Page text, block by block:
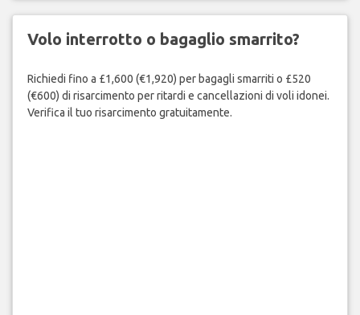
Volo interrotto o bagaglio smarrito?
Richiedi fino a £1,600 (€1,920) per bagagli smarriti o £520
(€600) di risarcimento per ritardi e cancellazioni di voli idonei.
Verifica il tuo risarcimento gratuitamente.